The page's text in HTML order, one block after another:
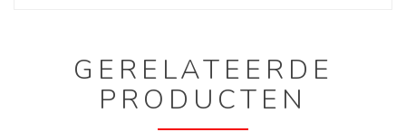
GERELATEERDE
PRODUCTEN